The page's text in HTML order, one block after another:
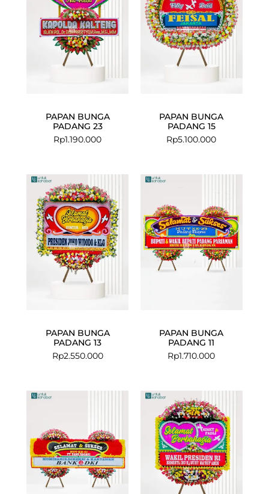
PAPAN BUNGA
PADANG 23
Rp1.190.000
PAPAN BUNGA
PADANG 15
Rp5.100.000
PAPAN BUNGA
PADANG 13
Rp2.550.000
PAPAN BUNGA
PADANG 11
Rp1.710.000